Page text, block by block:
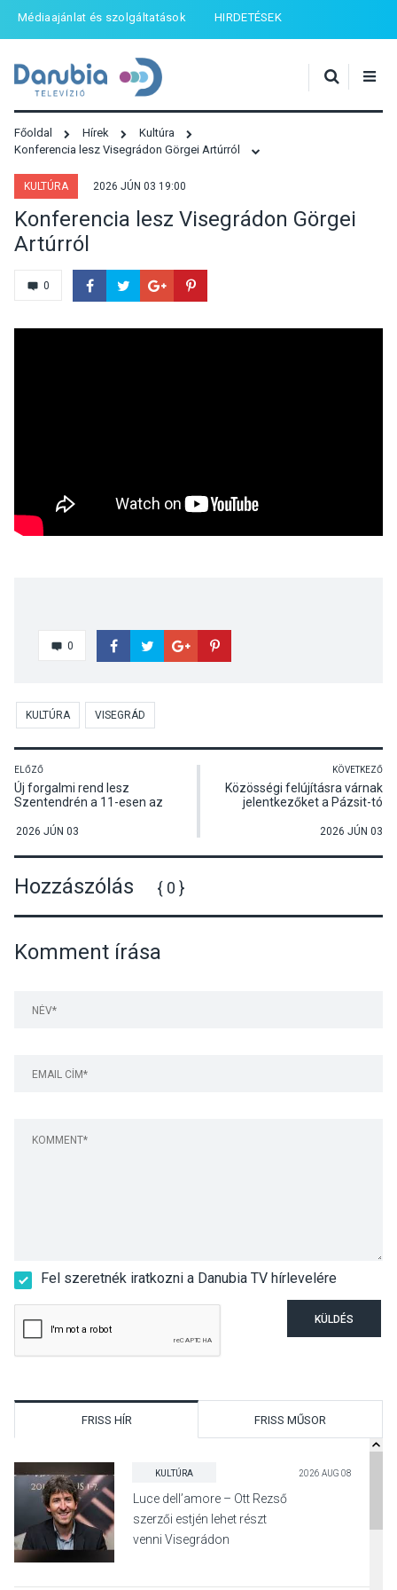
Médiaajánlat és szolgáltatások HIRDETÉSEK
Főoldal Hírek
Kultúra
Konferencia lesz Visegrádon Görgei Artúrról
KULTÚRA 2026 JÚN 03 19:00
Konferencia lesz Visegrádon Görgei
Artúrról
0
0
KULTÚRA VISEGRÁD
ELŐZŐ
Új forgalmi rend lesz
Szentendrén a 11-esen az
2026 JÚN 03
KÖVETKEZŐ
Közösségi felújításra várnak
jelentkezőket a Pázsit-tó
2026 JÚN 03
Hozzászólás { 0 }
Komment írása
Fel szeretnék iratkozni a Danubia TV hírlevelére
KÜLDÉS
FRISS HÍR FRISS MŰSOR
KULTÚRA 2026 AUG 08
Luce dell’amore – Ott Rezső
szerzői estjén lehet részt
venni Visegrádon